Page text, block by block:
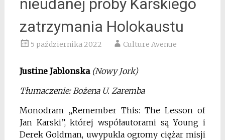
nieudanej próby Karskiego
zatrzymania Holokaustu
5 października 2022 Culture Avenue
Justine Jablonska (Nowy Jork)
Tłumaczenie: Bożena U. Zaremba
Monodram „Remember This: The Lesson of
Jan Karski”, której współautorami są Young i
Derek Goldman, uwypukla ogromy ciężar misji